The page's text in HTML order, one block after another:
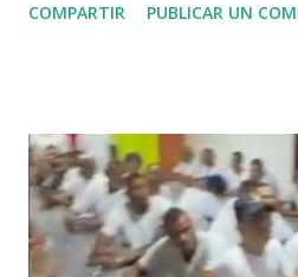
COMPARTIR PUBLICAR UN